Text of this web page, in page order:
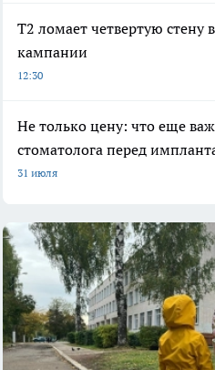
Т2 ломает четвертую стену
кампании
12:30
Не только цену: что еще
стоматолога перед
31 июля